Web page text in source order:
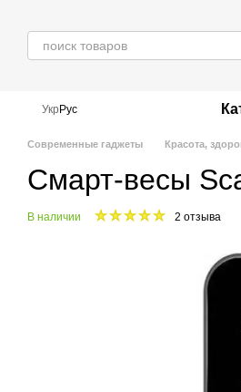
Укр Рус
Современные гаджеты Красота,
Смарт-весы
В наличии 2 отзыва